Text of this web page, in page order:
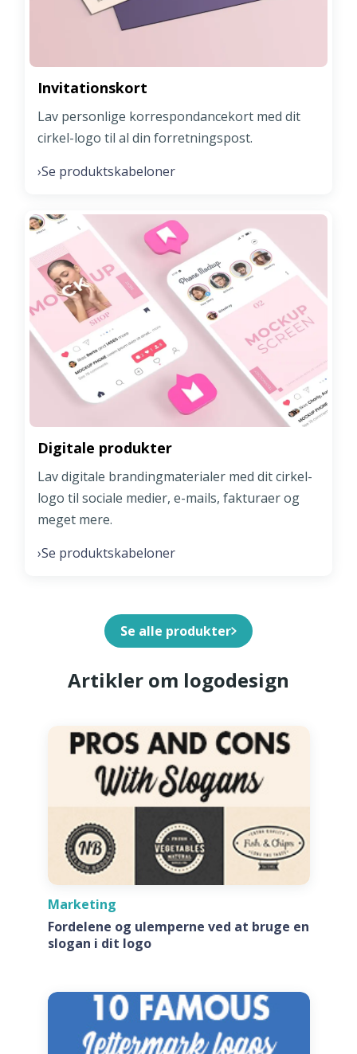
Invitationskort
Lav personlige korrespondancekort med dit
cirkel-logo til al din forretningspost.
›Se produktskabeloner
Digitale produkter
Lav digitale brandingmaterialer med dit cirkel-
logo til sociale medier, e-mails, fakturaer og
meget mere.
›Se produktskabeloner
Se alle produkter
Artikler om logodesign
Marketing
Fordelene og ulemperne ved at bruge en
slogan i dit logo